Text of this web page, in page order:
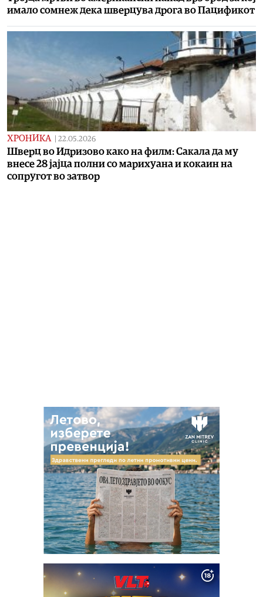
имало сомнеж дека шверцува дрога во Пацификот
ХРОНИКА 22.05.2026
Шверц во Идризово како на филм: Сакала да му
внесе 28 јајца полни со марихуана и кокаин на
сопругот во затвор